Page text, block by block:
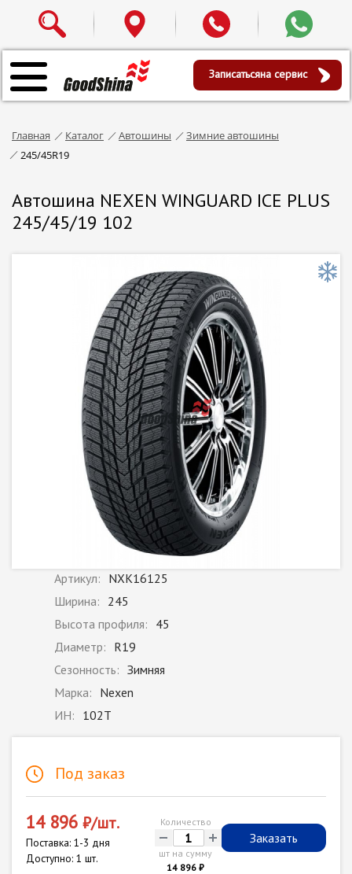
Записатьсяна сервис
Главная Каталог Автошины
Зимние автошины
245/45R19
Автошина NEXEN WINGUARD ICE PLUS
245/45/19 102
Артикул: NXK16125
Ширина: 245
Высота профиля: 45
Диаметр: R19
Сезонность: Зимняя
Марка: Nexen
ИН: 102T
Под заказ
14 896 ₽/шт.
Поставка: 1-3 дня
Доступно: 1 шт.
Количество
- +
шт на сумму
14 896 ₽
Заказать